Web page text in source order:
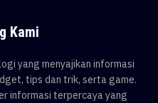
Kami
yang menyajikan informasi
tips dan trik, serta game.
informasi terpercaya yang